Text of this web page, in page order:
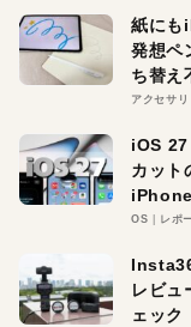
紙にも
発想ペ
ち替え
アクセサリ
iOS 27
カット
OS レポ
レビュ
ェック